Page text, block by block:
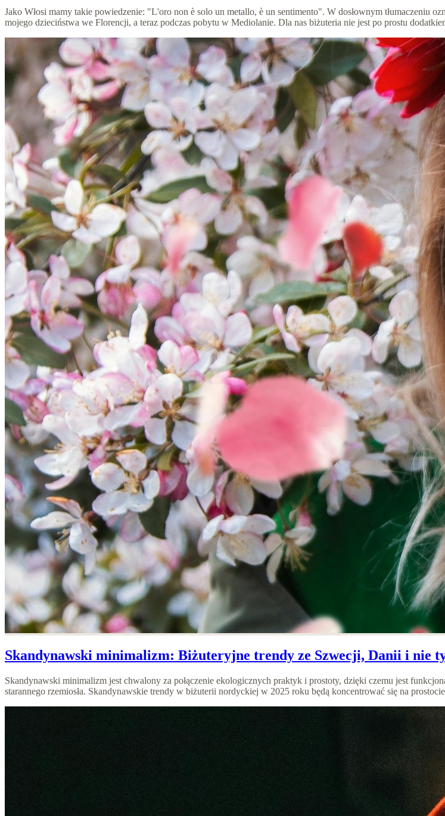
Jako Włosi mamy takie powiedzenie: "L'oro non è solo un metallo, è un sentimento". W dosłownym tłumaczeniu
mojego dzieciństwa we Florencji, a teraz podczas pobytu w Mediolanie. Dla nas biżuteria nie jest po prostu
Skandynawski minimalizm: Biżuteryjne trendy ze Szwecji, Danii i nie
Skandynawski minimalizm jest chwalony za połączenie ekologicznych praktyk i prostoty, dzięki czemu jest
starannego rzemiosła. Skandynawskie trendy w biżuterii nordyckiej w 2025 roku będą koncentrować się na